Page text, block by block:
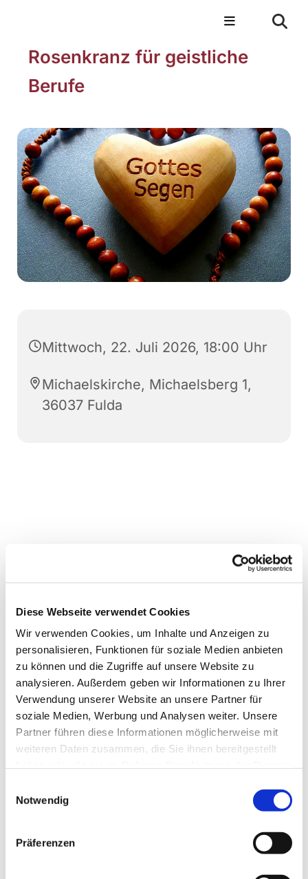
Diese Webseite verwendet Cookies
Wir verwenden Cookies, um Inhalte und Anzeigen zu
personalisieren, Funktionen für soziale Medien anbieten
zu können und die Zugriffe auf unsere Website zu
analysieren. Außerdem geben wir Informationen zu Ihrer
Verwendung unserer Website an unsere Partner für
soziale Medien, Werbung und Analysen weiter. Unsere
Partner führen diese Informationen möglicherweise mit
weiteren Daten zusammen, die Sie ihnen bereitgestellt
Notwendig
Präferenzen
Rosenkranz für geistliche
Berufe
Mittwoch, 22. Juli 2026, 18:00 Uhr
Michaelskirche, Michaelsberg 1,
36037 Fulda
Dies könnte Sie auch
interessieren